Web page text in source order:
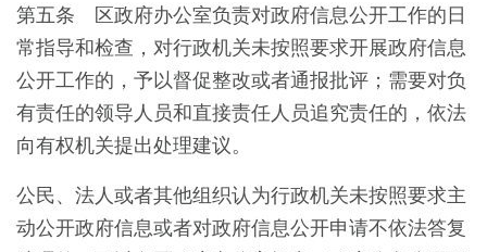
第五条 区政府办公室负责对政府信息公开工作的日
常指导和检查，对行政机关未按照要求开展政府信息
公开工作的，予以督促整改或者通报批评；需要对负
有责任的领导人员和直接责任人员追究责任的，依法
向有权机关提出处理建议。
公民、法人或者其他组织认为行政机关未按照要求主
动公开政府信息或者对政府信息公开申请不依法答复